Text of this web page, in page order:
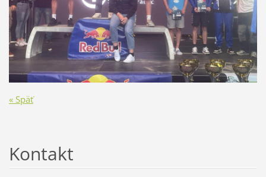
« Späť
Kontakt